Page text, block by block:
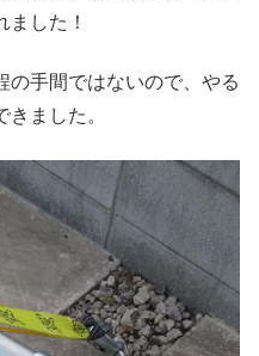
した！
手間ではないので、やる
ました。